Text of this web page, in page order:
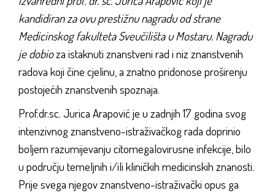
kandidiran za ovu prestižnu nagradu od strane
Medicinskog fakulteta Sveučilišta u Mostaru. Nagradu
je dobioza istaknuti znanstveni rad i niz znanstvenih
radova koji čine cjelinu, a znatno pridonose proširenju
postojećih znanstvenih spoznaja.
Prof.dr.sc. Jurica Arapović je u zadnjih 17 godina svog
intenzivnog znanstveno-istraživačkog rada doprinio
boljem razumijevanju citomegalovirusne infekcije, bilo
u području temeljnih i/ili kliničkih medicinskih znanosti.
Prije svega njegov znanstveno-istraživački opus ga